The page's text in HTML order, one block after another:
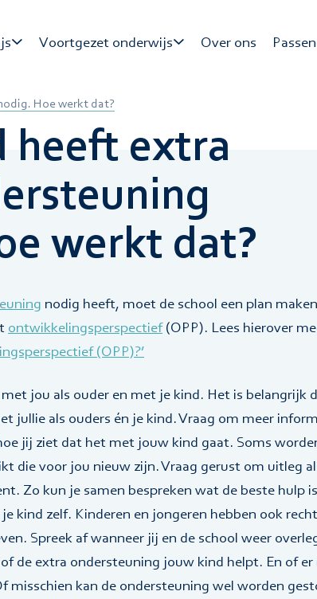
Voortgezet onderwijs Over ons
Hoe werkt dat?
heeft extra
werkt dat?
nodig heeft, moet de school een plan
ontwikkelingsperspectief(OPP). Lees hierover
(OPP)?’
jou als ouder en met je kind. Het is belangrijk
jullie als ouders én je kind. Vraag om meer
jij ziet dat het met jouw kind gaat. Soms
die voor jou nieuw zijn. Vraag gerust om uitleg
Zo kun je samen bespreken wat de beste hulp
kind zelf. Kinderen en jongeren hebben ook
Spreek af wanneer jij en de school weer
de extra ondersteuning jouw kind helpt. En of er
misschien kan de ondersteuning wel worden